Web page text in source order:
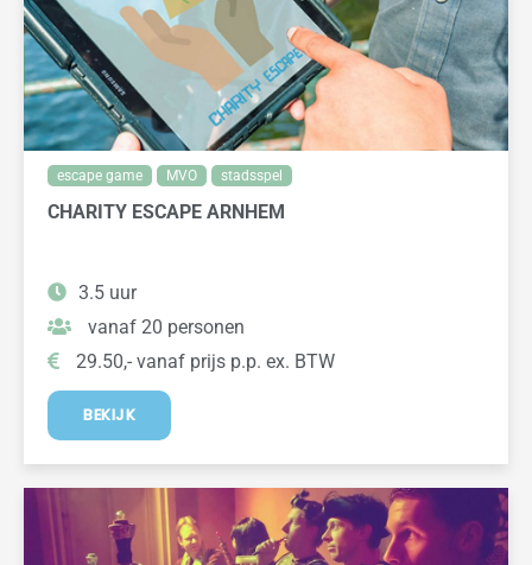
escape game MVO stadsspel
CHARITY ESCAPE ARNHEM
3.5 uur
vanaf 20 personen
29.50,- vanaf prijs p.p. ex. BTW
BEKIJK